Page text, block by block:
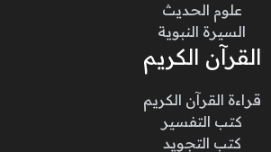
علوم الحديث
السيرة النبوية
القرآن الكريم
قراءة القرآن الكريم
كتب التفسير
كتب التجويد